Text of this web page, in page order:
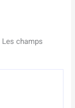
Les champs